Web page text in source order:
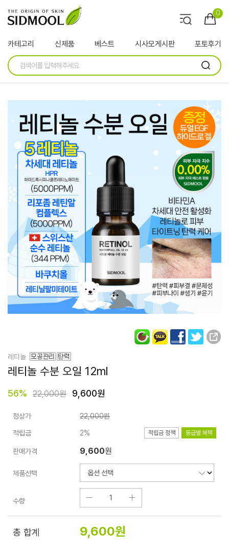
0
카테고리 신제품 베스트 시사모게시판 포토후기
레티놀
레티놀 수분 오일 12ml
56% 22,000원 9,600원
정상가 22,000원
적립금 2% 적립금 정책 등급별 혜택
판매가격 9,600원
제품선택
수량
총 합계 9,600원